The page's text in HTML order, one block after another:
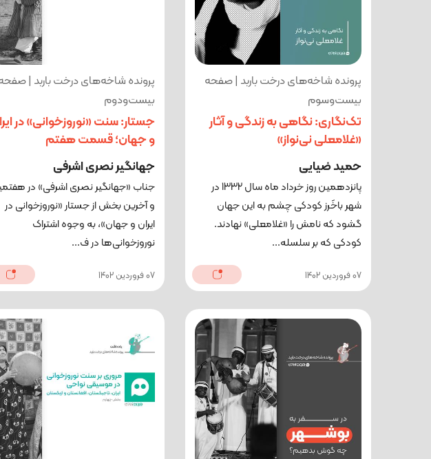
پرونده شاخه‌های درخت باربد | صفحه
بیست‌وسوم
تک‌نگاری: نگاهی به زندگی و آثار
«غلامعلی نی‌نواز»
حمید ضیایی
پانزدهمین روز خرداد ماه سال 1332 در
شهر باخَرز کودکی چشم به این جهان
گشود که نامش را «غلامعلی» نهادند.
کودکی که بر سلسله...
07 فروردین 1402
پرونده شاخه‌های درخت باربد |
بیست‌ودوم
جستار: سنت «نوروزخوانی» در
و جهان؛ قسمت هفتم
جهانگیر نصری اشرفی
جناب «جهانگیر نصری اشرفی» در
و آخرین بخش از جستار «نوروزخوانی در
ایران و جهان»، به وجوه اشتراک
نوروزخوانی‌ها در ف...
07 فروردین 1402